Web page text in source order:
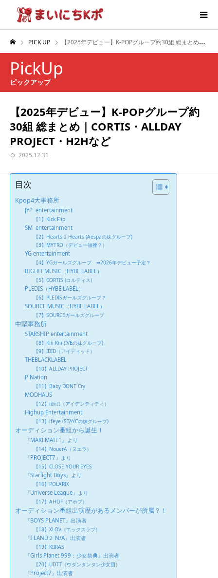
PICK UP 【2025年デビュー】K-POPグループ約30組 総まとめ｜CORTIS・ALLDAY PROJECT・H2Hなど
PickUp
ピックアップ
【2025年デビュー】K-POPグループ約
30組 総まとめ｜CORTIS・ALLDAY
PROJECT・H2Hなど
2025.12.31
目次
Kpop4大事務所
JYP entertainment
【1】Kick Flip
SM entertainment
【2】Hearts 2 Hearts (Aespaの妹グループ)
【3】MYTRO（デビュー頓挫？）
YG entertainment
【4】YGガールズグループ ➡︎2026年デビュー予定？
BIGHIT MUSIC（HYBE LABEL）
【5】CORTIS (コルティス)
PLEDIS（HYBE LABEL）
【6】PLEDISガールズグループ？
SOURCE MUSIC（HYBE LABEL）
【7】SOURCEガールズグループ
中堅事務所
STARSHIP entertainment
【8】Kiii Kiii (IVEの妹グループ)
【9】IDID（アイディッド）
THEBLACKLABEL
【10】ALLDAY PROJECT
P Nation
【11】Baby DONT Cry
MODHAUS
【12】idntt（アイデンティティ）
Highup Entertainment
【13】ifeye (STAYCの妹グループ)
オーディション番組から誕生！
『MAKEMATE1』より
【14】NouerA（ヌエラ）
『PROJECT7』より
【15】CLOSE YOUR EYES
『Starlight Boys』より
【16】POLARIX
『Universe League』より
【17】AHOF（アホプ）
オーディション番組出演歴があるメンバーが所属？！
『BOYS PLANET』出演者
【18】XLOV（エックスラブ）
『I LAND２ N/A』出演者
【19】KIIRAS
『Girls Planet 999：少女祭典』出演者
【20】UDTT（ウダンタンタン少女団）
『Project7』出演者